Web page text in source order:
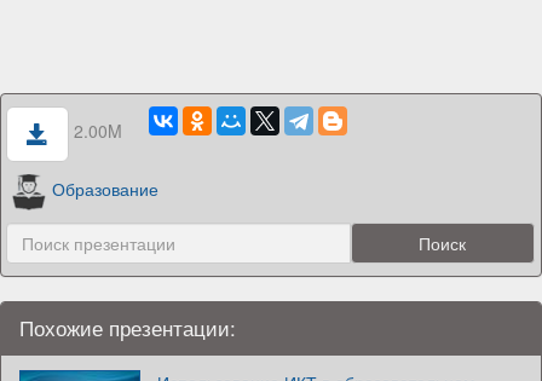
2.00M
Образование
Похожие презентации: